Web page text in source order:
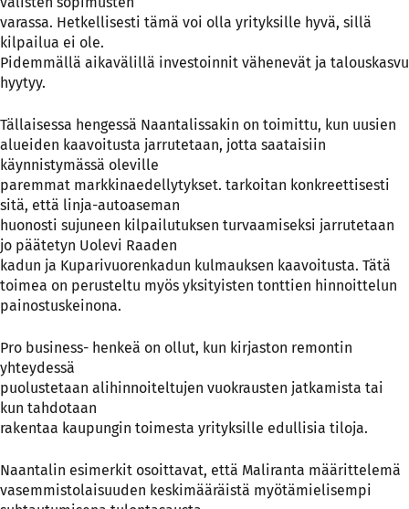
varassa. Hetkellisesti tämä voi olla yrityksille hyvä, sillä
kilpailua ei ole.
Pidemmällä aikavälillä investoinnit vähenevät ja talouskasvu
hyytyy.
Tällaisessa hengessä Naantalissakin on toimittu, kun uusien
alueiden kaavoitusta jarrutetaan, jotta saataisiin
käynnistymässä oleville
paremmat markkinaedellytykset. tarkoitan konkreettisesti
sitä, että linja-autoaseman
huonosti sujuneen kilpailutuksen turvaamiseksi jarrutetaan
jo päätetyn Uolevi Raaden
kadun ja Kuparivuorenkadun kulmauksen kaavoitusta. Tätä
toimea on perusteltu myös yksityisten tonttien hinnoittelun
painostuskeinona.
Pro business- henkeä on ollut, kun kirjaston remontin
yhteydessä
puolustetaan alihinnoiteltujen vuokrausten jatkamista tai
kun tahdotaan
rakentaa kaupungin toimesta yrityksille edullisia tiloja.
Naantalin esimerkit osoittavat, että Maliranta määrittelemä
vasemmistolaisuuden keskimääräistä myötämielisempi